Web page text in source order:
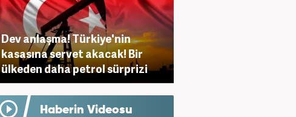
Dev anlaşma! Türkiye'nin
kasasına servet akacak! Bir
ülkeden daha petrol sürprizi
Haberin Videosu